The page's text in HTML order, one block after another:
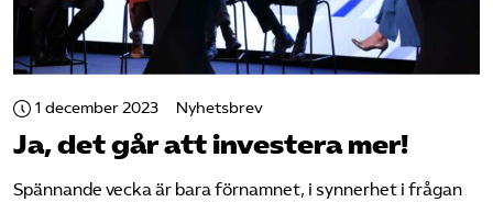
1 december 2023 Nyhetsbrev
Ja, det går att investera mer!
Spännande vecka är bara förnamnet, i synnerhet i frågan